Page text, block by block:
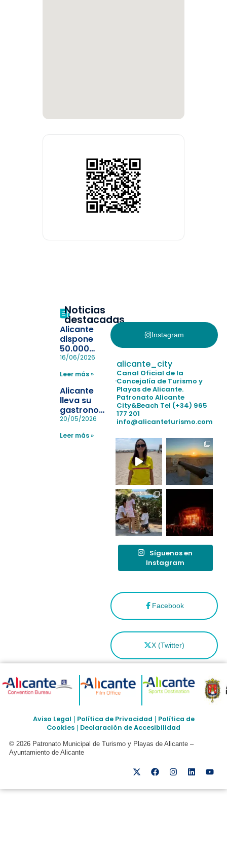
Noticias
destacadas
Alicante
dispone
50.000
pulseras
la
pérdida de niños
en las
playas y
realiza con
éxito un
simulacro de socorrismo
16/06/2026
Leer más »
Alicante
lleva su
gastronomía
a Madrid
reforzar el
20/05/2026
Leer más »
Instagram
Facebook
X (Twitter)
alicante_city
Canal Oficial de la
Concejalía de Turismo y
Playas de Alicante.
Patronato Alicante
City&Beach Tel (+34) 965
177 201
info@alicanteturismo.com
Síguenos en
Instagram
Aviso Legal Política de Privacidad
Política de
Cookies
Declaración de Accesibilidad
© 2026 Patronato Municipal de Turismo y Playas de Alicante –
Ayuntamiento de Alicante